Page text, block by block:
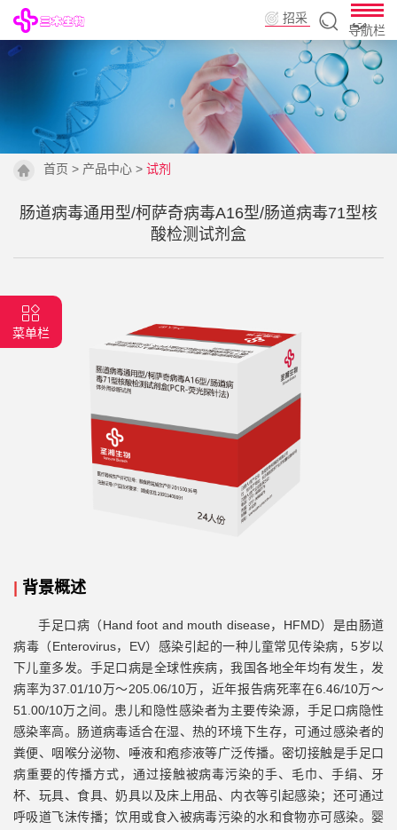
招采
导航栏
首页 > 产品中心 > 试剂
菜单栏
肠道病毒通用型/柯萨奇病毒A16型/肠道病毒71型核
酸检测试剂盒
背景概述
手足口病（Hand foot and mouth disease，HFMD）是由肠道
病毒（Enterovirus，EV）感染引起的一种儿童常见传染病，5岁以
下儿童多发。手足口病是全球性疾病，我国各地全年均有发生，发
病率为37.01/10万～205.06/10万，近年报告病死率在6.46/10万～
51.00/10万之间。患儿和隐性感染者为主要传染源，手足口病隐性
感染率高。肠道病毒适合在湿、热的环境下生存，可通过感染者的
粪便、咽喉分泌物、唾液和疱疹液等广泛传播。密切接触是手足口
病重要的传播方式，通过接触被病毒污染的手、毛巾、手绢、牙
杯、玩具、食具、奶具以及床上用品、内衣等引起感染；还可通过
呼吸道飞沫传播；饮用或食入被病毒污染的水和食物亦可感染。婴